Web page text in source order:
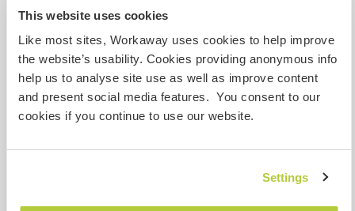
This website uses cookies
Like most sites, Workaway uses cookies to help improve
the website’s usability. Cookies providing anonymous info
help us to analyse site use as well as improve content
and present social media features. You consent to our
cookies if you continue to use our website.
Settings
Inglês: Fluente
Espanhol: Fluente
Italiano: Fluente
Francês: Iniciante
campervan or in a tent according to the time of